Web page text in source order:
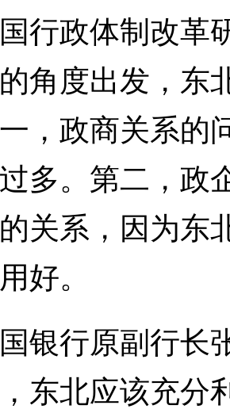
政体制改革
角度出发，东
，政商关系的
多。第二，政
关系，因为东
好。
行原副行长
东北应该充分